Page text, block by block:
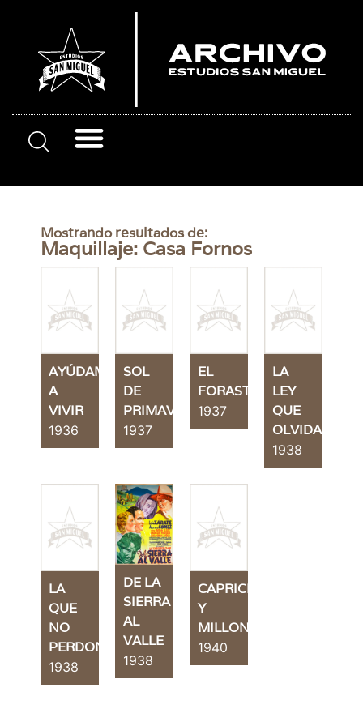
Mostrando resultados de:
Maquillaje: Casa Fornos
AYÚDAME
A
VIVIR
1936
SOL
DE
PRIMAVERA
1937
EL
FORASTERO
1937
LA
LEY
QUE
OLVIDARON
1938
LA
QUE
NO
PERDONÓ
1938
DE LA
SIERRA
AL
VALLE
1938
CAPRICHOSA
Y
MILLONARIA
1940